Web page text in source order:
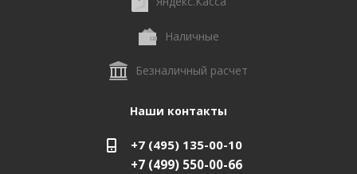
Наличные
Безналичный расчет
Наши контакты
+7 (495) 135-00-10
+7 (499) 550-00-66